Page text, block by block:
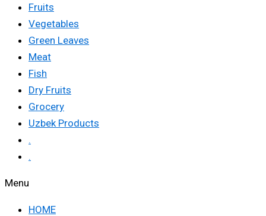
Fruits
Vegetables
Green Leaves
Meat
Fish
Dry Fruits
Grocery
Uzbek Products
.
.
Menu
HOME